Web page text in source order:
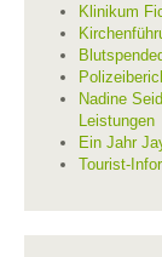
Klinikum
Nadine
Leistungen
Ein Jahr
Tourist-